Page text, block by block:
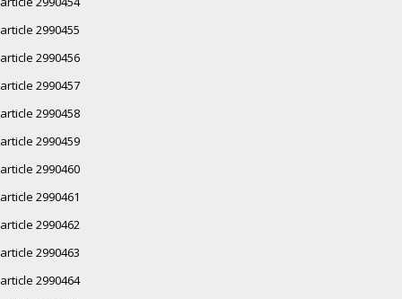
article 2990455
article 2990456
article 2990457
article 2990458
article 2990459
article 2990460
article 2990461
article 2990462
article 2990463
article 2990464